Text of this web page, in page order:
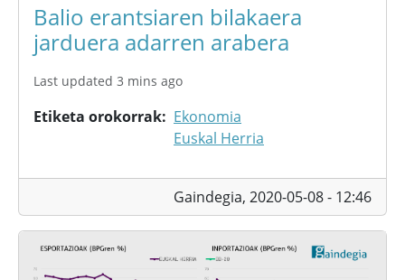
Balio erantsiaren bilakaera
jarduera adarren arabera
Last updated 3 mins ago
Etiketa orokorrak
Ekonomia
Euskal Herria
Gaindegia, 2020-05-08 - 12:46